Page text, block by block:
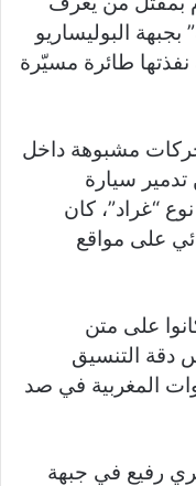
بجبهة البوليساريو
نفذتها طائرة مسيّرة
مشبوهة داخل
سيارة
“غراد”، كان
على مواقع
على متن
دقة التنسيق
المغربية في صد
رفيع في جبهة